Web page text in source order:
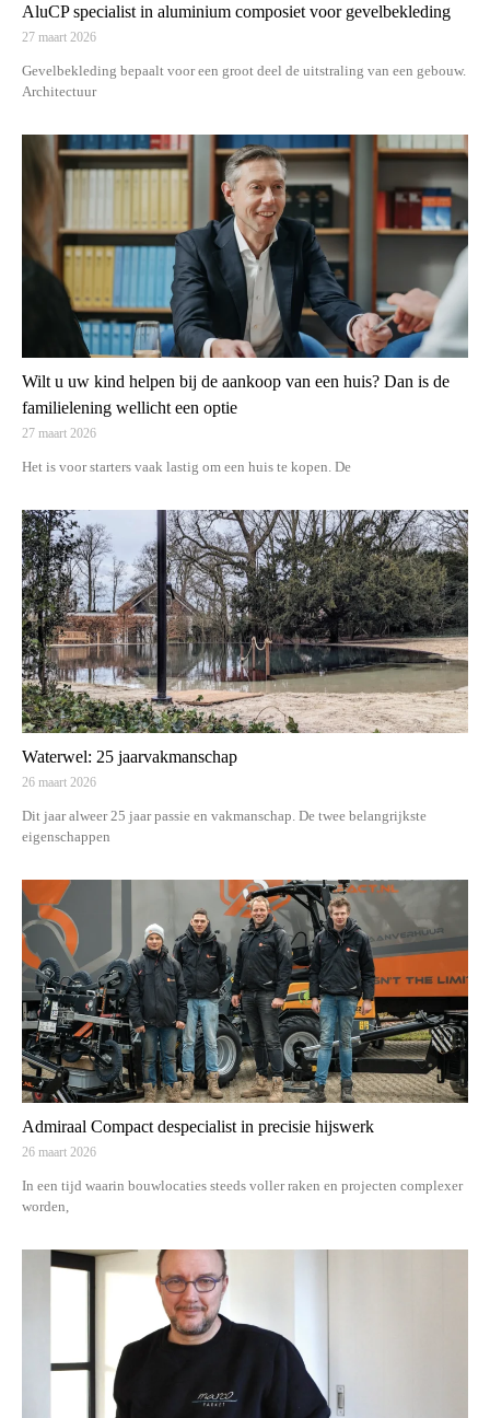
AluCP specialist in aluminium composiet voor gevelbekleding
27 maart 2026
Gevelbekleding bepaalt voor een groot deel de uitstraling van een gebouw.
Architectuur
Wilt u uw kind helpen bij de aankoop van een huis? Dan is de
familielening wellicht een optie
27 maart 2026
Het is voor starters vaak lastig om een huis te kopen. De
Waterwel: 25 jaarvakmanschap
26 maart 2026
Dit jaar alweer 25 jaar passie en vakmanschap. De twee belangrijkste
eigenschappen
Admiraal Compact despecialist in precisie hijswerk
26 maart 2026
In een tijd waarin bouwlocaties steeds voller raken en projecten complexer
worden,